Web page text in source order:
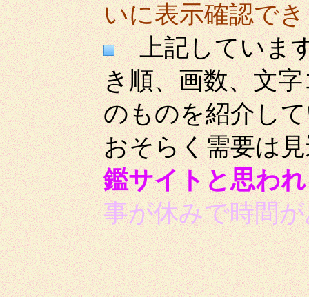
いに表示確認で
上記しています
き順、画数、文
のものを紹介し
おそらく需要は
鑑サイトと思わ
事が休みで時間